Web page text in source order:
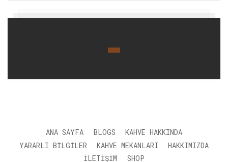
ANA SAYFA BLOGS
KAHVE HAKKINDA
YARARLI BILGILER
KAHVE MEKANLARI
HAKKIMIZDA
İLETIŞIM
SHOP